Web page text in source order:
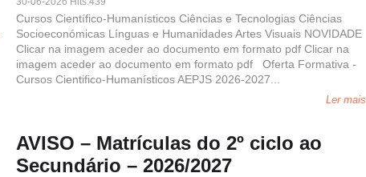
Cursos Científico-Humanísticos Ciências e Tecnologias Ciências
Socioeconómicas Línguas e Humanidades Artes Visuais NOVIDADE
Clicar na imagem aceder ao documento em formato pdf Clicar na
imagem aceder ao documento em formato pdf Oferta Formativa -
Cursos Cientifico-Humanísticos AEPJS 2026-2027...
Ler mais
AVISO – Matrículas do 2º ciclo ao
Secundário – 2026/2027